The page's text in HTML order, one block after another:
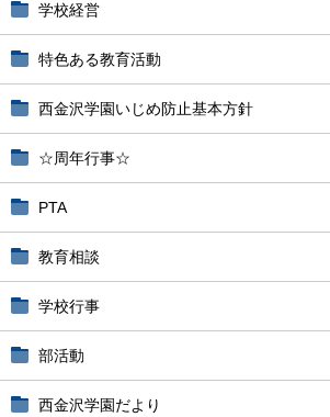
学校経営
特色ある教育活動
西金沢学園いじめ防止基本方針
☆周年行事☆
PTA
教育相談
学校行事
部活動
西金沢学園だより